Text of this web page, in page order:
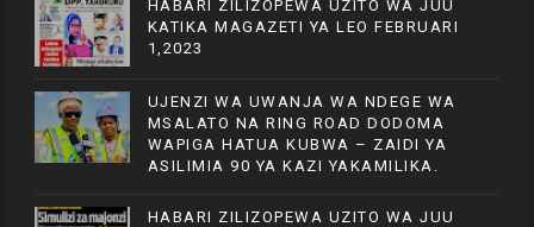
HABARI ZILIZOPEWA UZITO WA JUU
KATIKA MAGAZETI YA LEO FEBRUARI
1,2023
UJENZI WA UWANJA WA NDEGE WA
MSALATO NA RING ROAD DODOMA
WAPIGA HATUA KUBWA – ZAIDI YA
ASILIMIA 90 YA KAZI YAKAMILIKA.
HABARI ZILIZOPEWA UZITO WA JUU